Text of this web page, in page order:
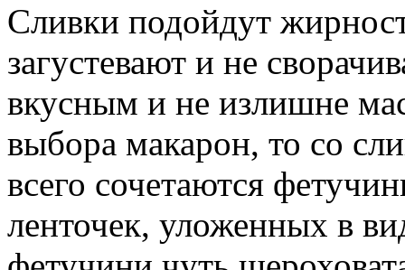
Сливки подойдут
загустевают и не
вкусным и не излишне
выбора макарон, то со
всего сочетаются
ленточек, уложенных в